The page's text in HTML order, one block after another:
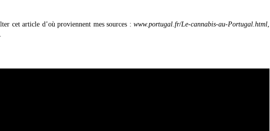
cet article d’où proviennent mes sources : www.portugal.fr/Le-cannabis-au-Portugal.html,